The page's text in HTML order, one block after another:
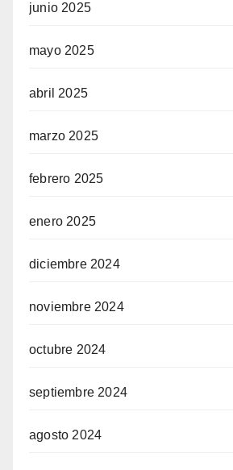
junio 2025
mayo 2025
abril 2025
marzo 2025
febrero 2025
enero 2025
diciembre 2024
noviembre 2024
octubre 2024
septiembre 2024
agosto 2024